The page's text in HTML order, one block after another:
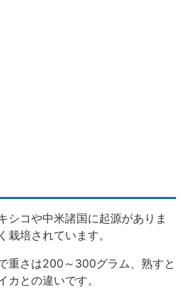
シコや中米諸国に起源がありま
培されています。
重さは200～300グラム、熟すと
との違いです。